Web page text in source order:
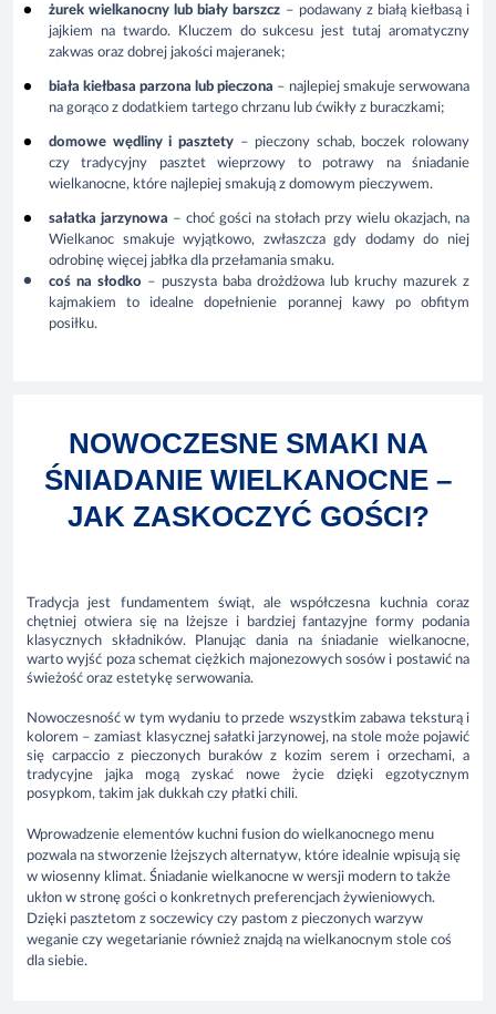
żurek wielkanocny lub biały barszcz – podawany z białą kiełbasą i
jajkiem na twardo. Kluczem do sukcesu jest tutaj aromatyczny
zakwas oraz dobrej jakości majeranek;
biała kiełbasa parzona lub pieczona – najlepiej smakuje serwowana
na gorąco z dodatkiem tartego chrzanu lub ćwikły z buraczkami;
domowe wędliny i pasztety– pieczony schab, boczek rolowany
czy tradycyjny pasztet wieprzowy to potrawy na śniadanie
wielkanocne, które najlepiej smakują z domowym pieczywem.
sałatka jarzynowa – choć gości na stołach przy wielu okazjach, na
Wielkanoc smakuje wyjątkowo, zwłaszcza gdy dodamy do niej
odrobinę więcej jabłka dla przełamania smaku.
coś na słodko – puszysta baba drożdżowa lub kruchy mazurek z
kajmakiem to idealne dopełnienie porannej kawy po obfitym
posiłku.
NOWOCZESNE SMAKI NA
ŚNIADANIE WIELKANOCNE –
JAK ZASKOCZYĆ GOŚCI?
Tradycja jest fundamentem świąt, ale współczesna kuchnia coraz
chętniej otwiera się na lżejsze i bardziej fantazyjne formy podania
klasycznych składników. Planując dania na śniadanie wielkanocne,
warto wyjść poza schemat ciężkich majonezowych sosów i postawić na
świeżość oraz estetykę serwowania.
Nowoczesność w tym wydaniu to przede wszystkim zabawa teksturą i
kolorem – zamiast klasycznej sałatki jarzynowej, na stole może pojawić
się carpaccio z pieczonych buraków z kozim serem i orzechami, a
tradycyjne jajka mogą zyskać nowe życie dzięki egzotycznym
posypkom, takim jak dukkah czy płatki chili.
Wprowadzenie elementów kuchni fusion do wielkanocnego menu
pozwala na stworzenie lżejszych alternatyw, które idealnie wpisują się
w wiosenny klimat. Śniadanie wielkanocne w wersji modern to także
ukłon w stronę gości o konkretnych preferencjach żywieniowych.
Dzięki pasztetom z soczewicy czy pastom z pieczonych warzyw
weganie czy wegetarianie również znajdą na wielkanocnym stole coś
dla siebie.